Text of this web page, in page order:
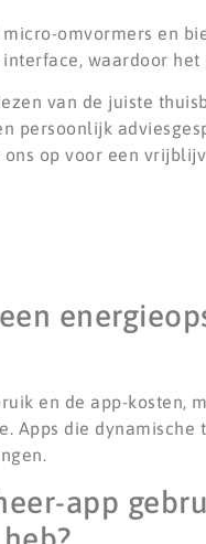
omvormers en
waardoor
van de juiste
persoonlijk
ons op voor een
en de app-kosten,
Apps die
app